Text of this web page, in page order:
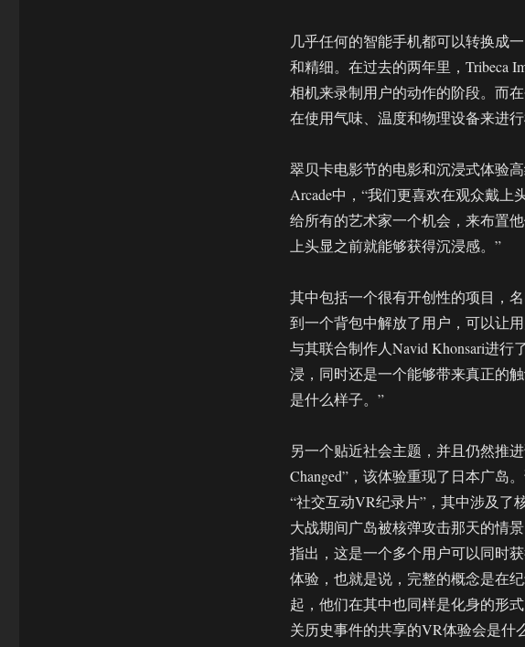
几乎任何的智能手机都可以转换成
和精细。在过去的两年里，Tribeca
相机来录制用户的动作的阶段。而
在使用气味、温度和物理设备来进行
翠贝卡电影节的电影和沉浸式体验
Arcade中，“我们更喜欢在观众戴
给所有的艺术家一个机会，来布置
上头显之前就能够获得沉浸感。”
其中包括一个很有开创性的项目，
到一个背包中解放了用户，可以让
与其联合制作人Navid Khonsari进行
浸，同时还是一个能够带来真正的
是什么样子。”
另一个贴近社会主题，并且仍然推
Changed”，该体验重现了日本广岛
“社交互动VR纪录片”，其中涉及了
大战期间广岛被核弹攻击那天的情
指出，这是一个多个用户可以同时
体验，也就是说，完整的概念是在
起，他们在其中也同样是化身的形
关历史事件的共享的VR体验会是什